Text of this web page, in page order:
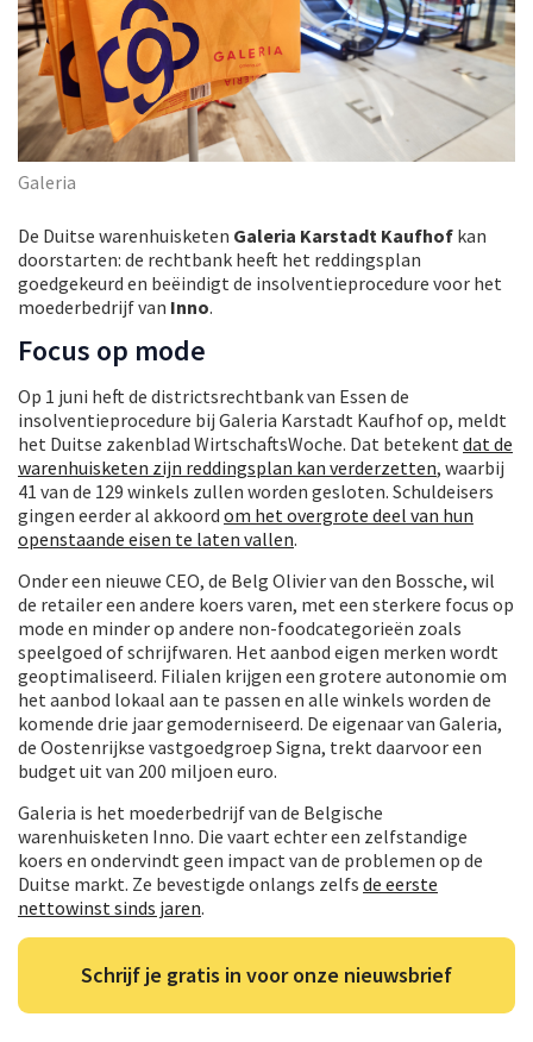
Galeria
De Duitse warenhuisketen Galeria Karstadt Kaufhof kan
doorstarten: de rechtbank heeft het reddingsplan
goedgekeurd en beëindigt de insolventieprocedure voor het
moederbedrijf van Inno.
Focus op mode
Op 1 juni heft de districtsrechtbank van Essen de
insolventieprocedure bij Galeria Karstadt Kaufhof op, meldt
het Duitse zakenblad WirtschaftsWoche. Dat betekent dat de
warenhuisketen zijn reddingsplan kan verderzetten, waarbij
41 van de 129 winkels zullen worden gesloten. Schuldeisers
gingen eerder al akkoord om het overgrote deel van hun
openstaande eisen te laten vallen.
Onder een nieuwe CEO, de Belg Olivier van den Bossche, wil
de retailer een andere koers varen, met een sterkere focus op
mode en minder op andere non-foodcategorieën zoals
speelgoed of schrijfwaren. Het aanbod eigen merken wordt
geoptimaliseerd. Filialen krijgen een grotere autonomie om
het aanbod lokaal aan te passen en alle winkels worden de
komende drie jaar gemoderniseerd. De eigenaar van Galeria,
de Oostenrijkse vastgoedgroep Signa, trekt daarvoor een
budget uit van 200 miljoen euro.
Galeria is het moederbedrijf van de Belgische
warenhuisketen Inno. Die vaart echter een zelfstandige
koers en ondervindt geen impact van de problemen op de
Duitse markt. Ze bevestigde onlangs zelfs de eerste
nettowinst sinds jaren.
Schrijf je gratis in voor onze nieuwsbrief